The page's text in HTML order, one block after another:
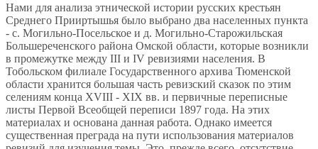
Нами для анализа этнической истории русских крестьян
Среднего Прииртышья было выбрано два населенных пункта
- с. Могильно-Посельское и д. Могильно-Старожильская
Большереченского района Омской области, которые возникли
в промежутке между III и IV ревизиями населения. В
Тобольском филиале Государственного архива Тюменской
области хранится большая часть ревизский сказок по этим
селениям конца XVIII - XIX вв. и первичные переписные
листы Первой Всеобщей переписи 1897 года. На этих
материалах и основана данная работа. Однако имеется
существенная преграда на пути использования материалов